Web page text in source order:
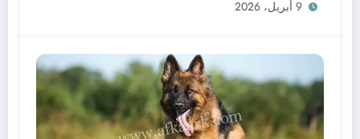
9 أبريل، 2026